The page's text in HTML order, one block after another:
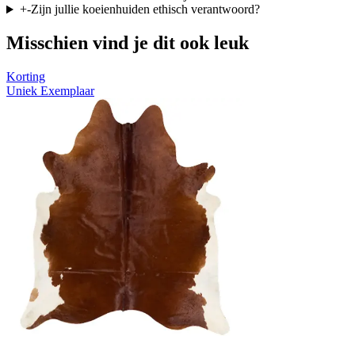
+-Zijn jullie koeienhuiden ethisch verantwoord?
Misschien vind je dit ook leuk
Korting
Uniek Exemplaar